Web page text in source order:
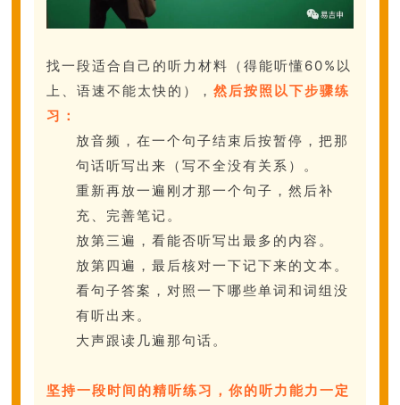
找一段适合自己的听力材料（得能听懂60%以
上、语速不能太快的），然后按照以下步骤练
习：
放音频，在一个句子结束后按暂停，把那
句话听写出来（写不全没有关系）。
重新再放一遍刚才那一个句子，然后补
充、完善笔记。
放第三遍，看能否听写出最多的内容。
放第四遍，最后核对一下记下来的文本。
看句子答案，对照一下哪些单词和词组没
有听出来。
大声跟读几遍那句话。
坚持一段时间的精听练习，你的听力能力一定